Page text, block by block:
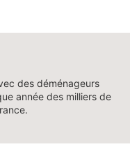
des déménageurs
année des milliers de